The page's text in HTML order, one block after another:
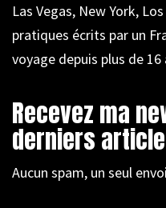
Las Vegas, New York,
pratiques écrits par un
voyage depuis plus de 16
Recevez ma
derniers
Aucun spam, un seul